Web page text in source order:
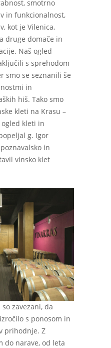
smotrno
in funkcionalnost,
kot je Vilenica,
druge domače in
Naš ogled
s sprehodom
smo se seznanili še
in
hiš. Tako smo
kleti na Krasu –
ogled kleti in
g. Igor
in
vinsko klet
zavezani, da
s ponosom in
prihodnje. Z
do narave, od leta